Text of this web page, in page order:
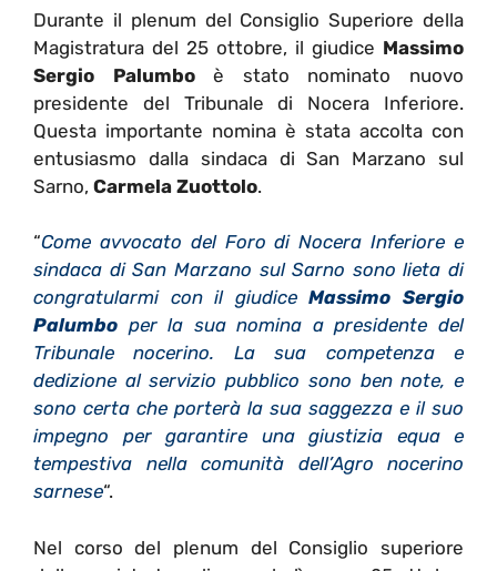
Durante il plenum del Consiglio Superiore della
Magistratura del 25 ottobre, il giudice Massimo
Sergio Palumboè stato nominato nuovo
presidente del Tribunale di Nocera Inferiore.
Questa importante nomina è stata accolta con
entusiasmo dalla sindaca di San Marzano sul
Sarno, Carmela Zuottolo.
“Come avvocato del Foro di Nocera Inferiore e
sindaca di San Marzano sul Sarno sono lieta di
congratularmi con il giudiceMassimo Sergio
Palumbo per la sua nomina a presidente del
Tribunale nocerino. La sua competenza e
dedizione al servizio pubblico sono ben note, e
sono certa che porterà la sua saggezza e il suo
impegno per garantire una giustizia equa e
tempestiva nella comunità dell’Agro nocerino
sarnese“.
Nel corso del plenum del Consiglio superiore